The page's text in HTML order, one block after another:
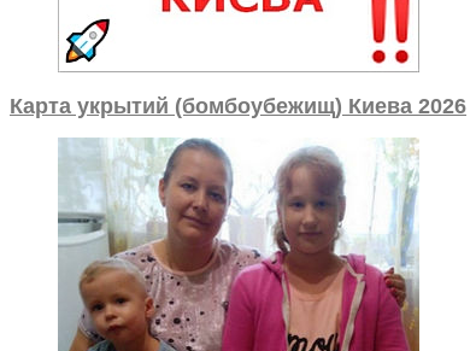
Карта укрытий (бомбоубежищ) Киева 2026